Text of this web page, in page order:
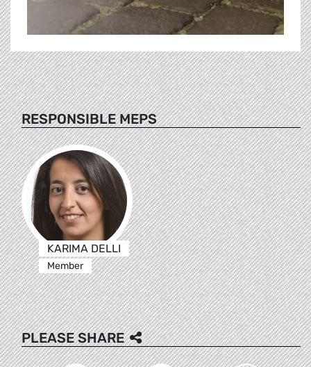
RESPONSIBLE MEPS
KARIMA DELLI
Member
PLEASE SHARE